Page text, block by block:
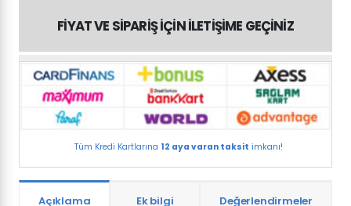
FİYAT VE SİPARİŞ İÇİN İLETİŞİME GEÇİNİZ
Tüm Kredi Kartlarına 12 aya varan taksit imkanı!
Açıklama Ek bilgi
Değerlendirmeler